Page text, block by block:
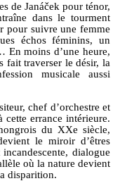
de Janáček pour ténor,
dans le tourment
pour suivre une femme
échos féminins, un
En moins d’une heure,
fait traverser le désir, la
musicale aussi
chef d’orchestre et
cette errance intérieure.
du XXe siècle,
le miroir d’êtres
dialogue
où la nature devient
disparition.